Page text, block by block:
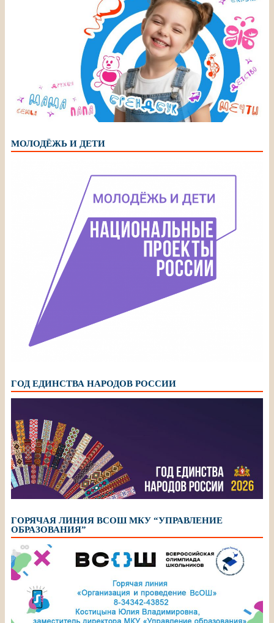
МОЛОДЁЖЬ И ДЕТИ
ГОД ЕДИНСТВА НАРОДОВ РОССИИ
ГОРЯЧАЯ ЛИНИЯ ВСОШ МКУ “УПРАВЛЕНИЕ
ОБРАЗОВАНИЯ”